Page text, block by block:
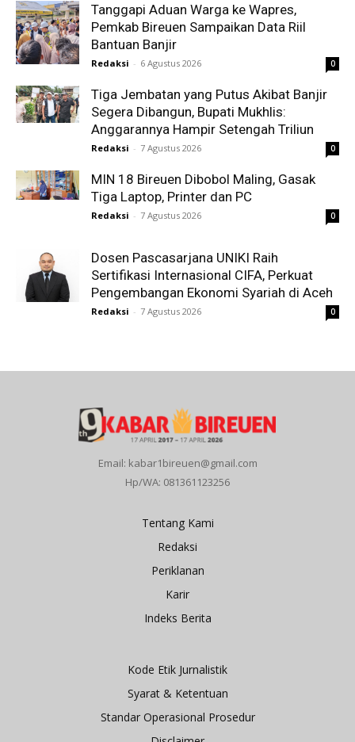
Tanggapi Aduan Warga ke Wapres,
Pemkab Bireuen Sampaikan Data Riil
Bantuan Banjir
Redaksi - 6 Agustus 2026 0
Tiga Jembatan yang Putus Akibat Banjir
Segera Dibangun, Bupati Mukhlis:
Anggarannya Hampir Setengah Triliun
Redaksi - 7 Agustus 2026 0
MIN 18 Bireuen Dibobol Maling, Gasak
Tiga Laptop, Printer dan PC
Redaksi - 7 Agustus 2026 0
Dosen Pascasarjana UNIKI Raih
Sertifikasi Internasional CIFA, Perkuat
Pengembangan Ekonomi Syariah di Aceh
Redaksi - 7 Agustus 2026 0
Email: kabar1bireuen@gmail.com
Hp/WA: 081361123256
Tentang Kami
Redaksi
Periklanan
Karir
Indeks Berita
Kode Etik Jurnalistik
Syarat & Ketentuan
Standar Operasional Prosedur